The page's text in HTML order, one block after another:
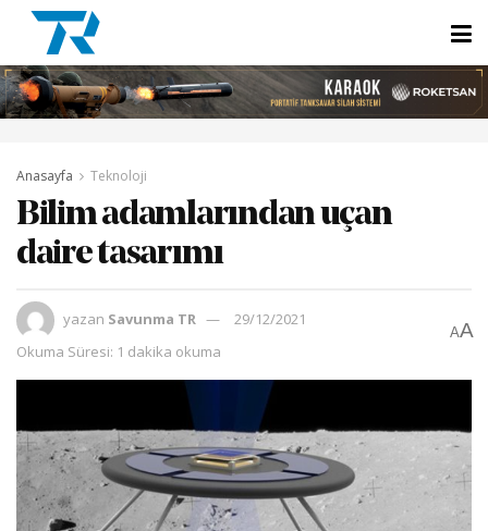
Anasayfa Teknoloji
Bilim adamlarından uçan
daire tasarımı
yazan Savunma TR
29/12/2021
Okuma Süresi: 1 dakika okuma
AA